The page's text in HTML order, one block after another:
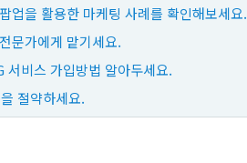
업을 활용한 마케팅 사례를 확인해보세요.
문가에게 맡기세요.
서비스 가입방법 알아두세요.
절약하세요.